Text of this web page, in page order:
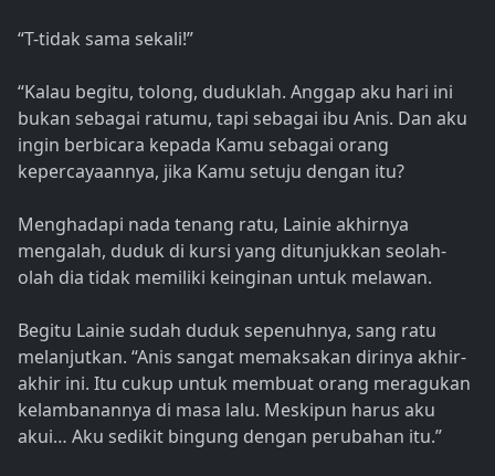
“T-tidak sama sekali!”
“Kalau begitu, tolong, duduklah. Anggap aku hari ini
bukan sebagai ratumu, tapi sebagai ibu Anis. Dan aku
ingin berbicara kepada Kamu sebagai orang
kepercayaannya, jika Kamu setuju dengan itu?
Menghadapi nada tenang ratu, Lainie akhirnya
mengalah, duduk di kursi yang ditunjukkan seolah-
olah dia tidak memiliki keinginan untuk melawan.
Begitu Lainie sudah duduk sepenuhnya, sang ratu
melanjutkan. “Anis sangat memaksakan dirinya akhir-
akhir ini. Itu cukup untuk membuat orang meragukan
kelambanannya di masa lalu. Meskipun harus aku
akui… Aku sedikit bingung dengan perubahan itu.”